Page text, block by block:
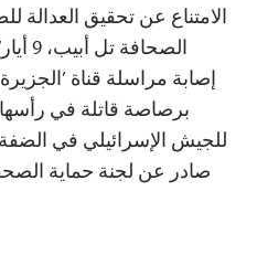
الامتناع عن تحقيق العدالة
إصابة مراسلة قناة
برصاصة قاتلة في رأسها
للجيش الإسرائيلي في
صادر عن لجنة حماية